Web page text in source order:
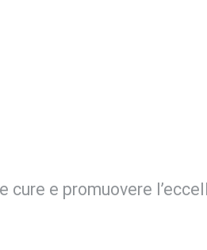
e promuovere